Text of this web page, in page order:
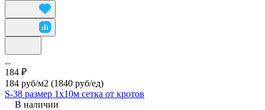
184 ₽
184 руб/м2 (1840 руб/eд)
S-38 размер 1х10м сетка от кротов
В наличии